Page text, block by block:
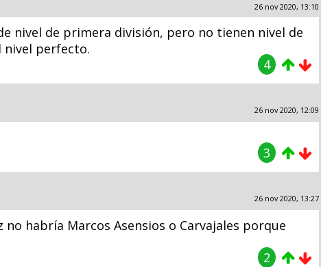
26 nov 2020, 13:10
nivel de primera división, pero no tienen nivel de
nivel perfecto.
4
26 nov 2020, 12:09
3
26 nov 2020, 13:27
habría Marcos Asensios o Carvajales porque
2